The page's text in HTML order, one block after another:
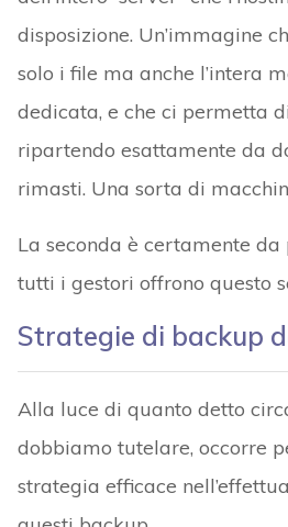
disposizione. Un’immagine
solo i file ma anche l’intera
dedicata, e che ci permetta
ripartendo esattamente da
rimasti. Una sorta di
La seconda è certamente
tutti i gestori offrono questo
Strategie di backup
Alla luce di quanto detto
dobbiamo tutelare, occorre
strategia efficace